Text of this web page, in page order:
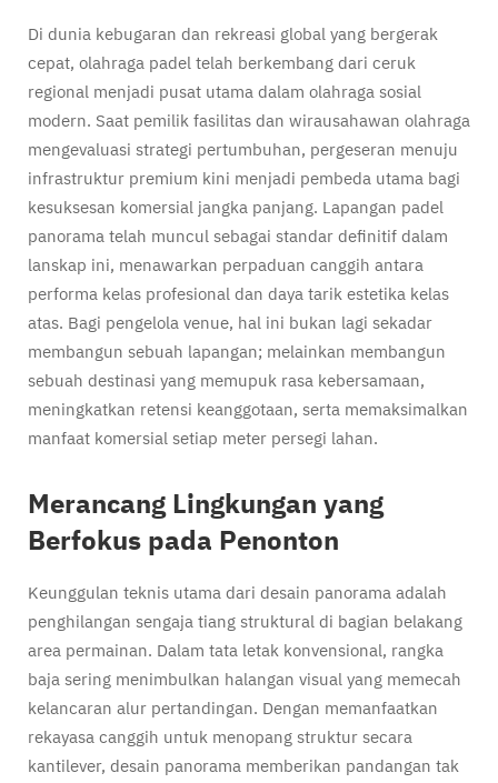
Di dunia kebugaran dan rekreasi global yang bergerak
cepat, olahraga padel telah berkembang dari ceruk
regional menjadi pusat utama dalam olahraga sosial
modern. Saat pemilik fasilitas dan wirausahawan olahraga
mengevaluasi strategi pertumbuhan, pergeseran menuju
infrastruktur premium kini menjadi pembeda utama bagi
kesuksesan komersial jangka panjang. Lapangan padel
panorama telah muncul sebagai standar definitif dalam
lanskap ini, menawarkan perpaduan canggih antara
performa kelas profesional dan daya tarik estetika kelas
atas. Bagi pengelola venue, hal ini bukan lagi sekadar
membangun sebuah lapangan; melainkan membangun
sebuah destinasi yang memupuk rasa kebersamaan,
meningkatkan retensi keanggotaan, serta memaksimalkan
manfaat komersial setiap meter persegi lahan.
Merancang Lingkungan yang
Berfokus pada Penonton
Keunggulan teknis utama dari desain panorama adalah
penghilangan sengaja tiang struktural di bagian belakang
area permainan. Dalam tata letak konvensional, rangka
baja sering menimbulkan halangan visual yang memecah
kelancaran alur pertandingan. Dengan memanfaatkan
rekayasa canggih untuk menopang struktur secara
kantilever, desain panorama memberikan pandangan tak